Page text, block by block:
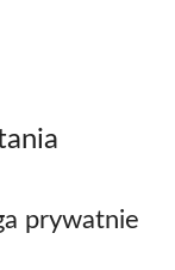
prywatnie